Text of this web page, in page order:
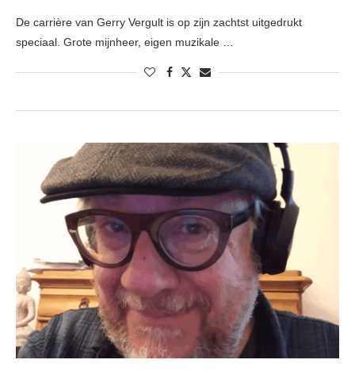
De carrière van Gerry Vergult is op zijn zachtst uitgedrukt
speciaal. Grote mijnheer, eigen muzikale …